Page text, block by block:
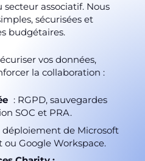
associatif. Nous
sécurisées et
budgétaires.
vos données,
la collaboration :
: RGPD, sauvegardes
SOC et PRA.
déploiement de Microsoft
ou Google Workspace.